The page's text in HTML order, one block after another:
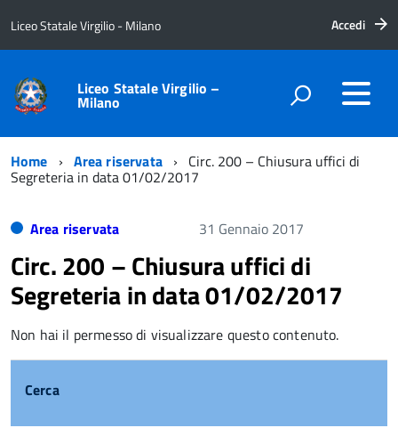
Liceo Statale Virgilio - Milano Accedi
Liceo Statale Virgilio –
Milano
Home Area riservata Circ. 200 – Chiusura uffici di
Segreteria in data 01/02/2017
Area riservata 31 Gennaio 2017
Circ. 200 – Chiusura uffici di
Segreteria in data 01/02/2017
Non hai il permesso di visualizzare questo contenuto.
Cerca